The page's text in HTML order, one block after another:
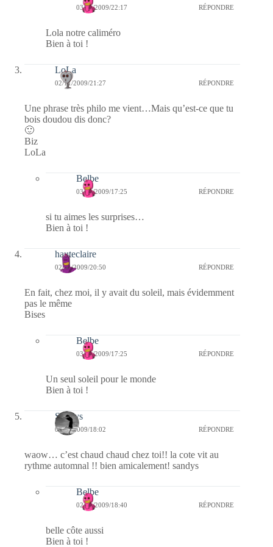
03/11/2009/22:17 RÉPONDRE
Lola notre caliméro
Bien à toi !
LoLa
02/11/2009/21:27 RÉPONDRE
Une phrase très philo me vient…Mais qu’est-ce que tu
bois doudou dis donc?
🙂
Biz
LoLa
Belbe
03/11/2009/17:25 RÉPONDRE
si tu aimes les surprises…
Bien à toi !
hauteclaire
02/11/2009/20:50 RÉPONDRE
En fait, chez moi, il y avait du soleil, mais évidemment
pas le même
Bises
Belbe
03/11/2009/17:25 RÉPONDRE
Un seul soleil pour le monde
Bien à toi !
Sandys
02/11/2009/18:02 RÉPONDRE
waow… c’est chaud chaud chez toi!! la cote vit au
rythme automnal !! bien amicalement! sandys
Belbe
02/11/2009/18:40 RÉPONDRE
belle côte aussi
Bien à toi !